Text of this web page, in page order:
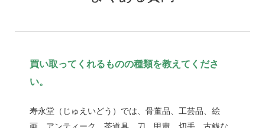
買い取ってくれるものの種類を教えてくださ
い。
寿永堂（じゅえいどう）では、骨董品、工芸品、絵